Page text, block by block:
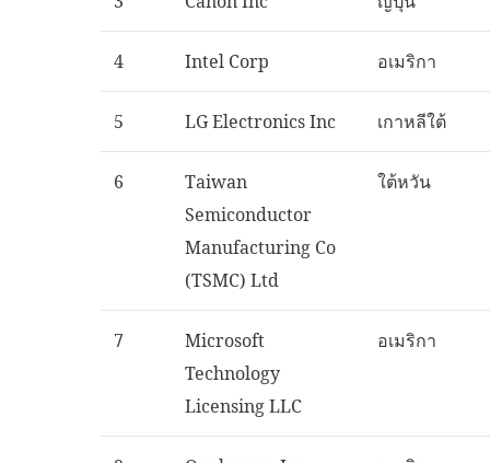
4 Intel Corp อเมริกา
5 LG Electronics Inc เกาหลีใต้
6
Taiwan
Semiconductor
Manufacturing Co
(TSMC) Ltd
ใต้หวัน
7
Microsoft
Technology
Licensing LLC
อเมริกา